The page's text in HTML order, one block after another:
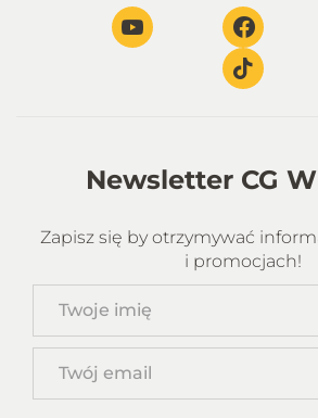
Newsletter CG
Zapisz się by otrzymywać informacje o
i promocjach!
imię
email